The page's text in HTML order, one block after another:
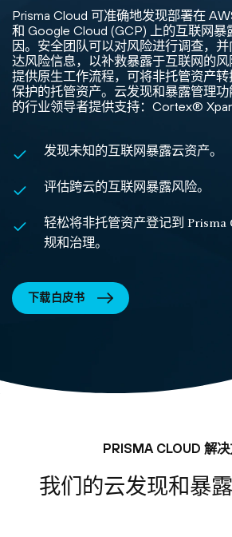
Prisma Cloud 可准确地发现部署在
和 Google Cloud (GCP) 上的互联网暴
因。安全团队可以对风险进行调查，
达风险信息，以补救暴露于互联网的
提供原生工作流程，可将非托管资产
保护的托管资产。云发现和暴露管理
的行业领导者提供支持：Cortex®
发现未知的互联网暴露云资产。
评估跨云的互联网暴露风险。
轻松将非托管资产登记到 Prisma
规和治理。
下载白皮书
PRISMA CLOUD 解
我们的云发现和暴